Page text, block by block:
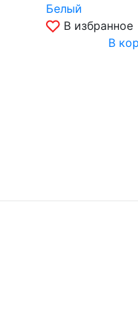
Белый
В избранное
В